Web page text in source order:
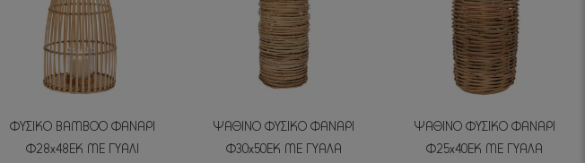
ΦΥΣΙΚΟ BAMBOO ΦΑΝΑΡΙ
Φ28x48ΕΚ ΜΕ ΓΥΑΛΙ
ΨΑΘΙΝΟ ΦΥΣΙΚΟ ΦΑΝΑΡΙ
Φ30x50EK ΜΕ ΓΥΑΛΑ
ΨΑΘΙΝΟ ΦΥΣΙΚΟ ΦΑΝΑΡΙ
Φ25x40EK ΜΕ ΓΥΑΛΑ